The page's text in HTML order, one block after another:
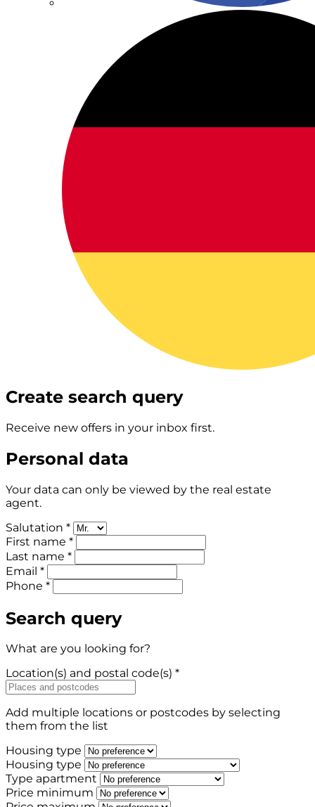
Create search query
Receive new offers in your inbox first.
Personal data
Your data can only be viewed by the real estate
agent.
Salutation *
First name *
Last name *
Email *
Phone *
Search query
What are you looking for?
Location(s) and postal code(s) *
Add multiple locations or postcodes by selecting
them from the list
Housing type
Housing type
Type apartment
Price minimum